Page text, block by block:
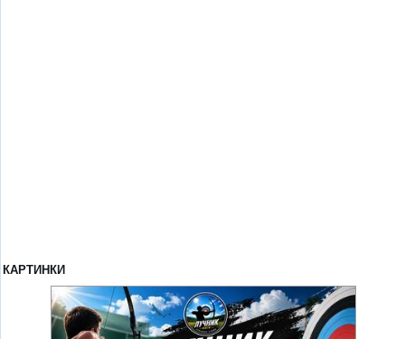
КАРТИНКИ